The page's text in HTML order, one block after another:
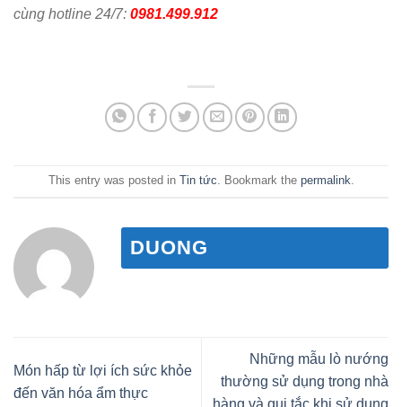
cùng hotline 24/7: 0981.499.912
This entry was posted in Tin tức. Bookmark the permalink.
DUONG
Món hấp từ lợi ích sức khỏe
đến văn hóa ẩm thực
Những mẫu lò nướng
thường sử dụng trong nhà